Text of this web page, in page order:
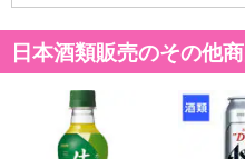
日本酒類販売のその他